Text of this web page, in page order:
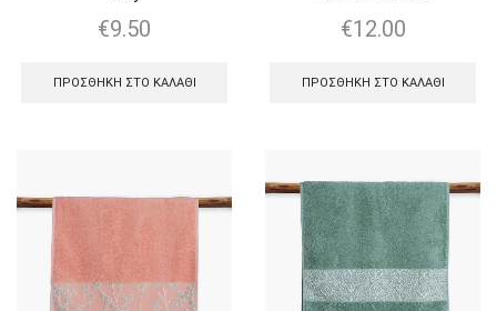
€9.50
ΠΡΟΣΘΉΚΗ ΣΤΟ ΚΑΛΆΘΙ
€12.00
ΠΡΟΣΘΉΚΗ ΣΤΟ ΚΑΛΆΘΙ